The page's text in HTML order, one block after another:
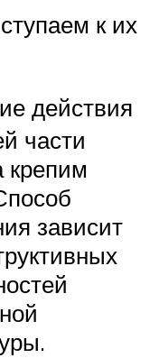
к их
действия
части
крепим
зависит